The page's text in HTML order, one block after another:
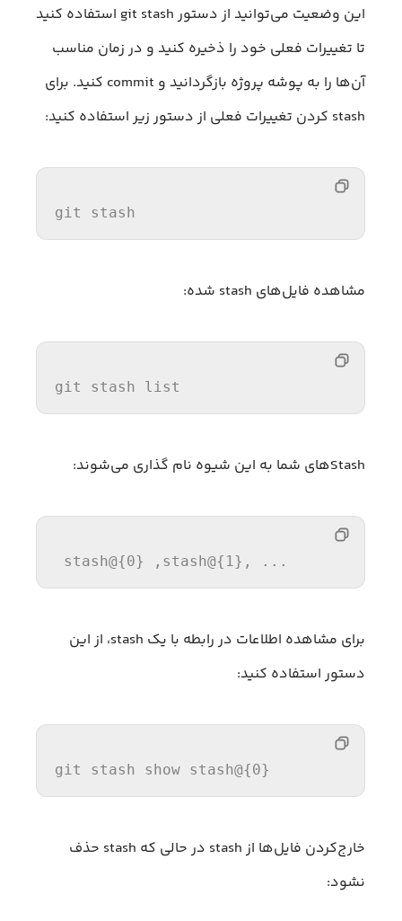
این وضعیت می‌توانید از دستور git stash استفاده کنید
تا تغییرات فعلی خود را ذخیره کنید و در زمان مناسب
آن‌ها را به پوشه پروژه بازگردانید و commit کنید. برای
stash کردن تغییرات فعلی از دستور زیر استفاده کنید:
git stash
مشاهده فایل‌های stash شده:
git stash list
Stash‌های شما به این شیوه نام گذاری می‌شوند:
stash@{0} ,stash@{1}, ...
برای مشاهده اطلاعات در رابطه با یک stash، از این
دستور استفاده کنید:
git stash show stash@{0}
خارج‌کردن فایل‌ها از stash در حالی که stash حذف
نشود: